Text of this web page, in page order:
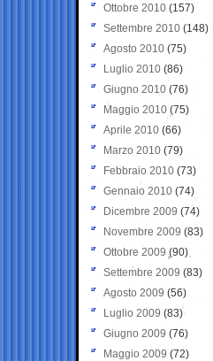
Ottobre 2010 (157)
Settembre 2010 (148)
Agosto 2010 (75)
Luglio 2010 (86)
Giugno 2010 (76)
Maggio 2010 (75)
Aprile 2010 (66)
Marzo 2010 (79)
Febbraio 2010 (73)
Gennaio 2010 (74)
Dicembre 2009 (74)
Novembre 2009 (83)
Ottobre 2009 (90)
Settembre 2009 (83)
Agosto 2009 (56)
Luglio 2009 (83)
Giugno 2009 (76)
Maggio 2009 (72)